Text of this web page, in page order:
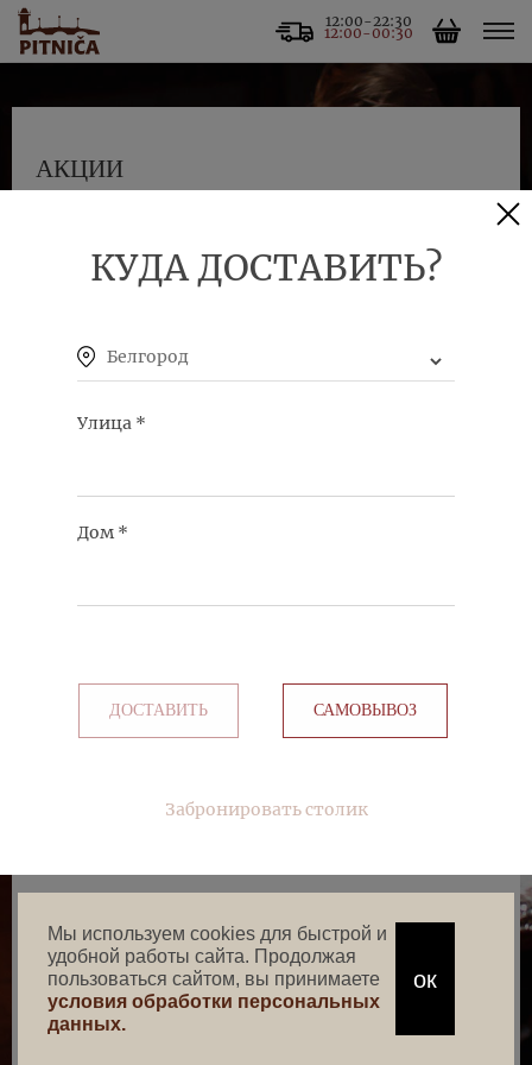
КУДА ДОСТАВИТЬ?
Белгород
Улица *
Дом*
ДОСТАВИТЬ САМОВЫВОЗ
Забронировать столик
Мы используем cookies для быстрой и
удобной работы сайта. Продолжая
пользоваться сайтом, вы принимаете
условия обработки персональных
данных.
ок
12:00-22:30
12:00-00:30
АКЦИИ